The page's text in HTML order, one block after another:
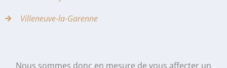
Villeneuve-la-Garenne
Nous sommes donc en mesure de vous affecter un